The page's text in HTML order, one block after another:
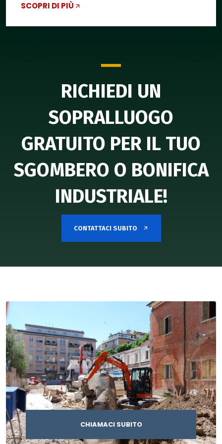
SCOPRI DI PIÙ
RICHIEDI UN
SOPRALLUOGO
GRATUITO PER IL TUO
SGOMBERO O BONIFICA
INDUSTRIALE!
CONTATTACI SUBITO
CHIAMACI SUBITO